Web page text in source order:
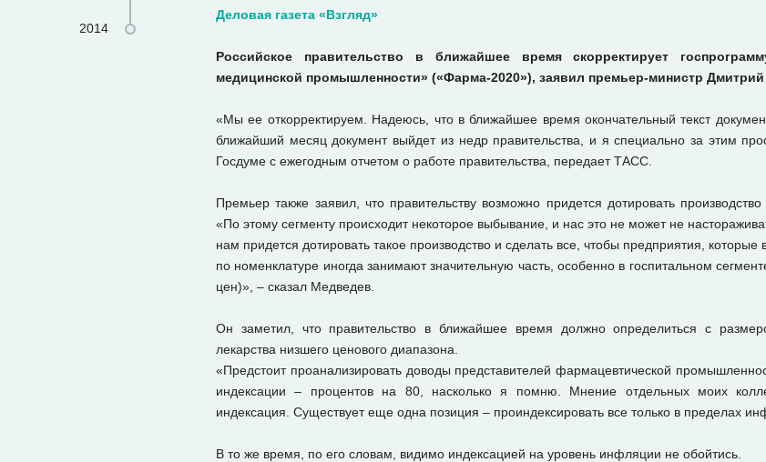
2014
Деловая газета «Взгляд»
Российское правительство в ближайшее время скорректирует
медицинской промышленности» («Фарма-2020»), заявил премьер-министр
«Мы ее откорректируем. Надеюсь, что в ближайшее время окончательный текст
ближайший месяц документ выйдет из недр правительства, и я специально за этим
Госдуме с ежегодным отчетом о работе правительства, передает ТАСС.
Премьер также заявил, что правительству возможно придется дотировать
«По этому сегменту происходит некоторое выбывание, и нас это не может не
нам придется дотировать такое производство и сделать все, чтобы предприятия,
по номенклатуре иногда занимают значительную часть, особенно в госпитальном
цен)», – сказал Медведев.
Он заметил, что правительство в ближайшее время должно определиться с
лекарства низшего ценового диапазона.
«Предстоит проанализировать доводы представителей фармацевтической
индексации – процентов на 80, насколько я помню. Мнение отдельных моих
индексация. Существует еще одна позиция – проиндексировать все только в пределах
В то же время, по его словам, видимо индексацией на уровень инфляции не обойтись.